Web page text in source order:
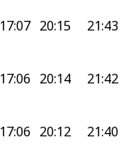
17:07 20:15
21:43
17:06 20:14
21:42
17:06 20:12
21:40